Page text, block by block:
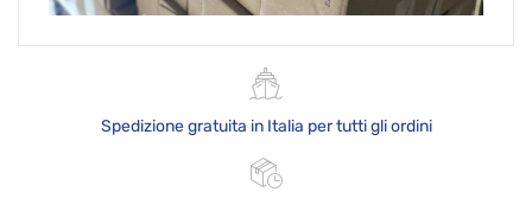
Spedizione gratuita in Italia per tutti gli ordini